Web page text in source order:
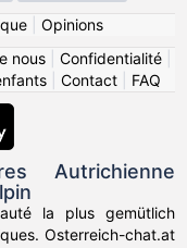
| Opinions
nous Confidentialité
| Contact| FAQ
Autrichienne
la plus gemütlich
Osterreich-chat.at